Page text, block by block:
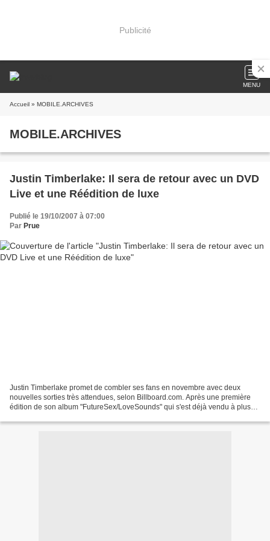
Publicité
MENU
Accueil » MOBILE.ARCHIVES
MOBILE.ARCHIVES
Justin Timberlake: Il sera de retour avec un DVD
Live et une Réédition de luxe
Publié le 19/10/2007 à 07:00
Par Prue
Justin Timberlake promet de combler ses fans en novembre avec deux
nouvelles sorties très attendues, selon Billboard.com. Après une première
édition de son album "FutureSex/LoveSounds" qui s'est déjà vendu à plus